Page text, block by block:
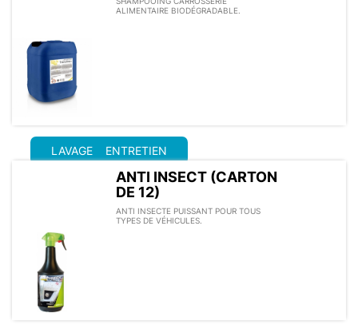
ALIMENTAIRE BIODÉGRADABLE.
LAVAGE ENTRETIEN
ANTI INSECT (CARTON
DE 12)
ANTI INSECTE PUISSANT POUR TOUS
TYPES DE VÉHICULES.